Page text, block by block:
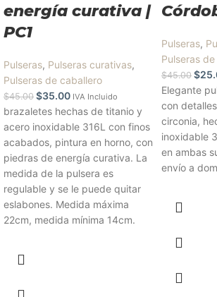
energía curativa |
PC1
Pulseras, Pulseras curativas,
Pulseras de caballero
$45.00 $35.00 IVA Incluido
brazaletes hechas de titanio y
acero inoxidable 316L con finos
acabados, pintura en horno, con
piedras de energía curativa. La
medida de la pulsera es
regulable y se le puede quitar
eslabones. Medida máxima
22cm, medida mínima 14cm.
Pulseras,
Pulseras
$45.00 $
Elegante
con
circonia,
inoxidable
en ambas
envío a